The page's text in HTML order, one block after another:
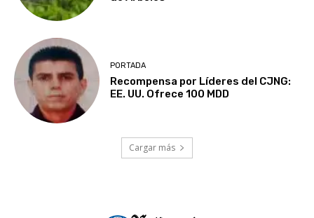
PORTADA
Recompensa por Líderes del CJNG:
EE. UU. Ofrece 100 MDD
Cargar más